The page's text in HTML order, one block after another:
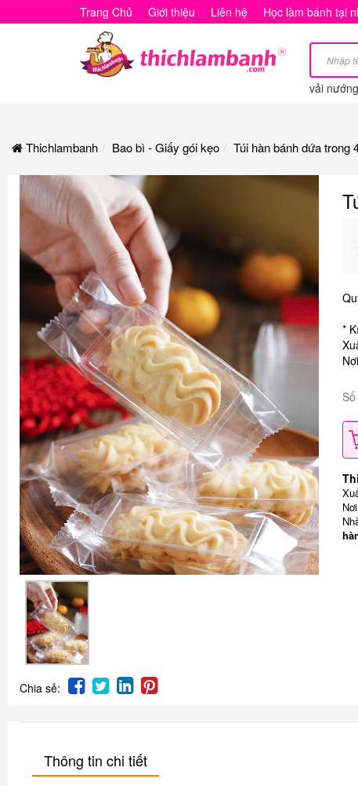
Túi
trong
4.7*13.5*2.5cm
~100c
Trang Chủ Giới thiệu Liên hệ Học làm bánh tại
vải nướng
Thichlambanh Bao bì - Giấy gói kẹo Túi hàn bánh dứa trong
Chia sẻ:
*
Thông tin chi tiết